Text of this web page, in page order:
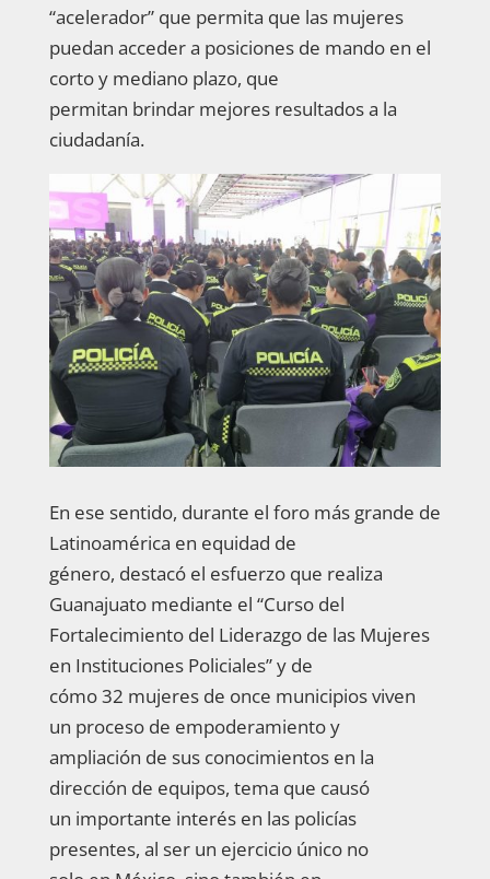
“acelerador” que permita que las mujeres
puedan acceder a posiciones de mando en el
corto y mediano plazo, que
permitan brindar mejores resultados a la
ciudadanía.
En ese sentido, durante el foro más grande de
Latinoamérica en equidad de
género, destacó el esfuerzo que realiza
Guanajuato mediante el “Curso del
Fortalecimiento del Liderazgo de las Mujeres
en Instituciones Policiales” y de
cómo 32 mujeres de once municipios viven
un proceso de empoderamiento y
ampliación de sus conocimientos en la
dirección de equipos, tema que causó
un importante interés en las policías
presentes, al ser un ejercicio único no